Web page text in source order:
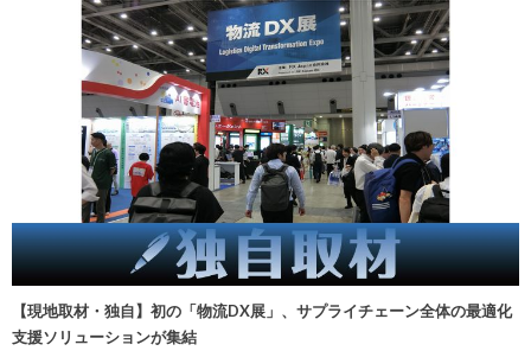
【現地取材・独自】初の「物流DX展」、サプライチェーン全体の最適化
支援ソリューションが集結